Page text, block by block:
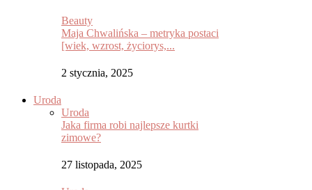
Beauty
Maja Chwalińska – metryka postaci
[wiek, wzrost, życiorys,...
2 stycznia, 2025
Uroda
Uroda
Jaka firma robi najlepsze kurtki
zimowe?
27 listopada, 2025